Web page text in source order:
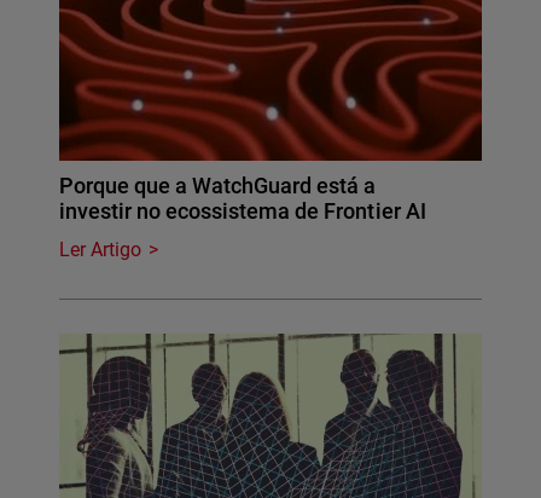
Porque que a WatchGuard está a
investir no ecossistema de Frontier AI
Ler Artigo